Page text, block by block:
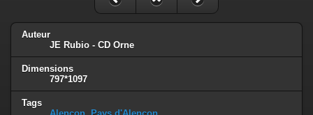
Auteur
JE Rubio - CD Orne
Dimensions
797*1097
Tags